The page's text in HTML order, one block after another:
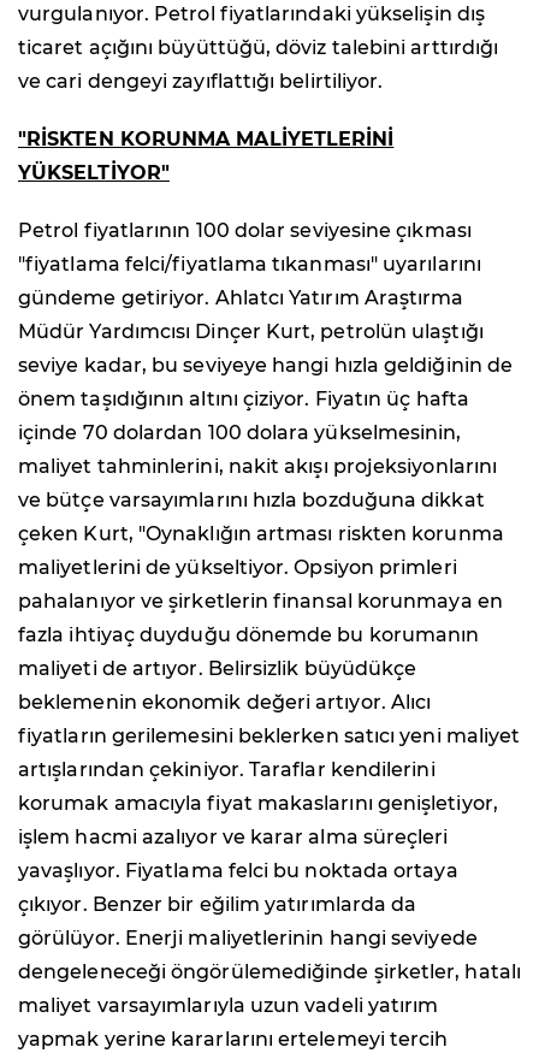
vurgulanıyor. Petrol fiyatlarındaki yükselişin dış
ticaret açığını büyüttüğü, döviz talebini arttırdığı
ve cari dengeyi zayıflattığı belirtiliyor.
"RİSKTEN KORUNMA MALİYETLERİNİ
YÜKSELTİYOR"
Petrol fiyatlarının 100 dolar seviyesine çıkması
"fiyatlama felci/fiyatlama tıkanması" uyarılarını
gündeme getiriyor. Ahlatcı Yatırım Araştırma
Müdür Yardımcısı Dinçer Kurt, petrolün ulaştığı
seviye kadar, bu seviyeye hangi hızla geldiğinin de
önem taşıdığının altını çiziyor. Fiyatın üç hafta
içinde 70 dolardan 100 dolara yükselmesinin,
maliyet tahminlerini, nakit akışı projeksiyonlarını
ve bütçe varsayımlarını hızla bozduğuna dikkat
çeken Kurt, "Oynaklığın artması riskten korunma
maliyetlerini de yükseltiyor. Opsiyon primleri
pahalanıyor ve şirketlerin finansal korunmaya en
fazla ihtiyaç duyduğu dönemde bu korumanın
maliyeti de artıyor. Belirsizlik büyüdükçe
beklemenin ekonomik değeri artıyor. Alıcı
fiyatların gerilemesini beklerken satıcı yeni maliyet
artışlarından çekiniyor. Taraflar kendilerini
korumak amacıyla fiyat makaslarını genişletiyor,
işlem hacmi azalıyor ve karar alma süreçleri
yavaşlıyor. Fiyatlama felci bu noktada ortaya
çıkıyor. Benzer bir eğilim yatırımlarda da
görülüyor. Enerji maliyetlerinin hangi seviyede
dengeleneceği öngörülemediğinde şirketler, hatalı
maliyet varsayımlarıyla uzun vadeli yatırım
yapmak yerine kararlarını ertelemeyi tercih